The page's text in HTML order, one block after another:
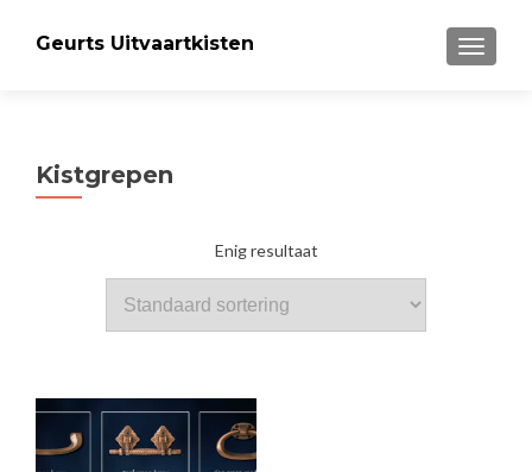
MENU
Geurts Uitvaartkisten
Kistgrepen
Enig resultaat